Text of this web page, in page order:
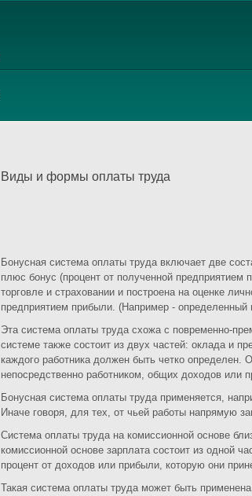
Виды и формы оплаты труда
Бонусная система оплаты труда включает две
плюс бонус (процент от полученной
торговле и страховании и построена на оценке
предприятием прибыли. (Например -
Эта система оплаты труда схожа с повременно-
системе также состоит из двух частей: оклада и
каждого работника должен быть четко определен.
непосредственно работником, общих доходов или
Бонусная система оплаты труда применяется,
Иначе говоря, для тех, от чьей работы напрямую
Система оплаты труда на комиссионной основе
комиссионной основе зарплата состоит из одной
процент от доходов или прибыли, которую они
Такая система оплаты труда может быть